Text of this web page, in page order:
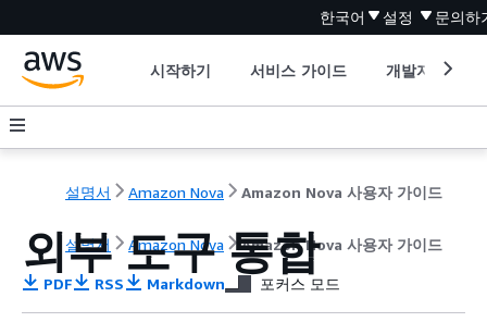
한국어 설정 문의하
시작하기 서비스 가이드 개발자 도구
설명서 Amazon Nova Amazon Nova 사용자 가이드
설명서 Amazon Nova Amazon Nova 사용자 가이드
외부 도구 통합
PDF RSS Markdown 포커스 모드